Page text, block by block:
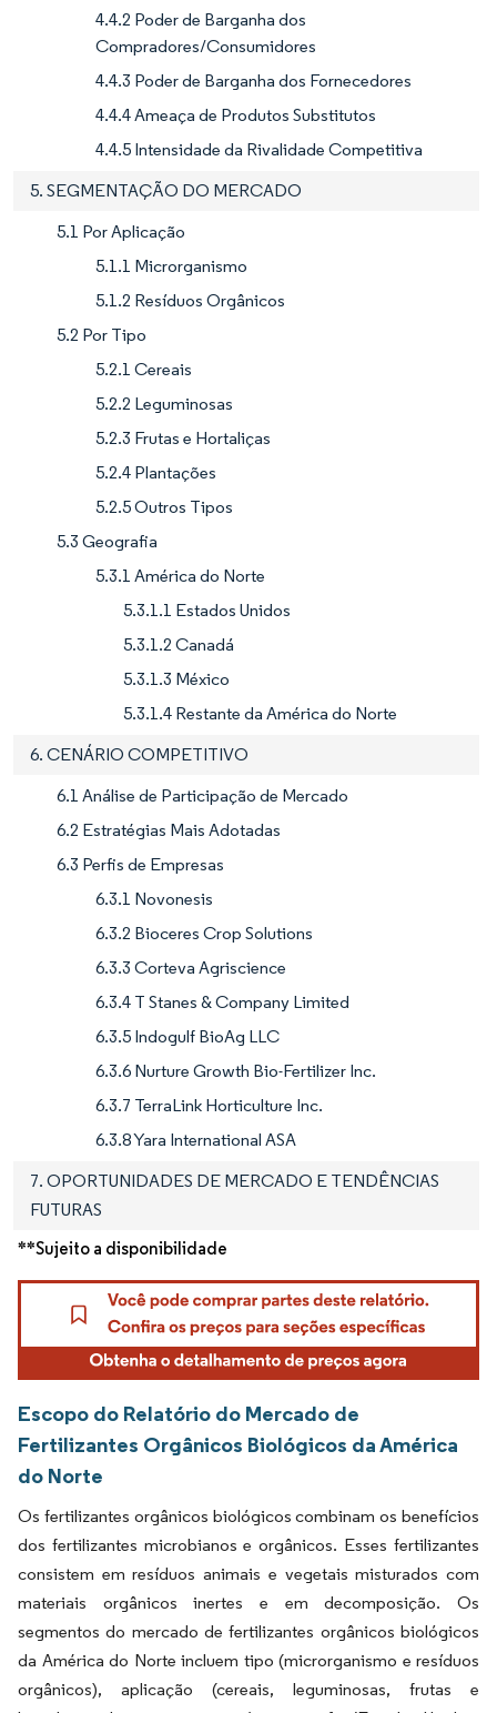
4.4.2 Poder de Barganha dos
Compradores/Consumidores
4.4.3 Poder de Barganha dos Fornecedores
4.4.4 Ameaça de Produtos Substitutos
4.4.5 Intensidade da Rivalidade Competitiva
5. SEGMENTAÇÃO DO MERCADO
5.1 Por Aplicação
5.1.1 Microrganismo
5.1.2 Resíduos Orgânicos
5.2 Por Tipo
5.2.1 Cereais
5.2.2 Leguminosas
5.2.3 Frutas e Hortaliças
5.2.4 Plantações
5.2.5 Outros Tipos
5.3 Geografia
5.3.1 América do Norte
5.3.1.1 Estados Unidos
5.3.1.2 Canadá
5.3.1.3 México
5.3.1.4 Restante da América do Norte
6. CENÁRIO COMPETITIVO
6.1 Análise de Participação de Mercado
6.2 Estratégias Mais Adotadas
6.3 Perfis de Empresas
6.3.1 Novonesis
6.3.2 Bioceres Crop Solutions
6.3.3 Corteva Agriscience
6.3.4 T Stanes & Company Limited
6.3.5 Indogulf BioAg LLC
6.3.6 Nurture Growth Bio-Fertilizer Inc.
6.3.7 TerraLink Horticulture Inc.
6.3.8 Yara International ASA
7. OPORTUNIDADES DE MERCADO E TENDÊNCIAS
FUTURAS
**Sujeito a disponibilidade
Escopo do Relatório do Mercado de
Fertilizantes Orgânicos Biológicos da América
do Norte
Os fertilizantes orgânicos biológicos combinam os benefícios
dos fertilizantes microbianos e orgânicos. Esses fertilizantes
consistem em resíduos animais e vegetais misturados com
materiais orgânicos inertes e em decomposição. Os
segmentos do mercado de fertilizantes orgânicos biológicos
da América do Norte incluem tipo (microrganismo e resíduos
orgânicos), aplicação (cereais, leguminosas, frutas e